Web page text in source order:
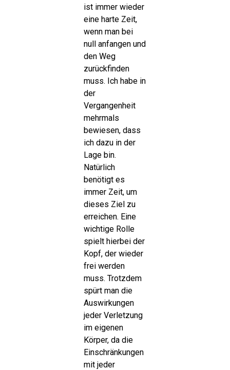
ist immer wieder
eine harte Zeit,
wenn man bei
null anfangen und
den Weg
zurückfinden
muss. Ich habe in
der
Vergangenheit
mehrmals
bewiesen, dass
ich dazu in der
Lage bin.
Natürlich
benötigt es
immer Zeit, um
dieses Ziel zu
erreichen. Eine
wichtige Rolle
spielt hierbei der
Kopf, der wieder
frei werden
muss. Trotzdem
spürt man die
Auswirkungen
jeder Verletzung
im eigenen
Körper, da die
Einschränkungen
mit jeder